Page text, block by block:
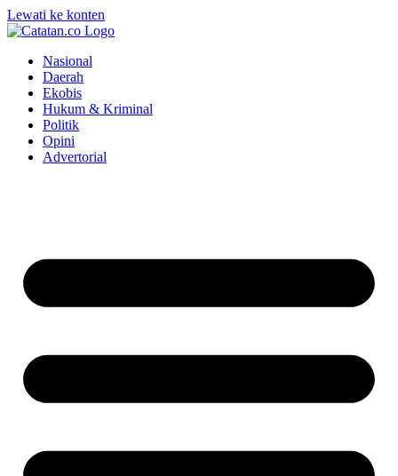
Lewati ke konten
Nasional
Daerah
Ekobis
Hukum & Kriminal
Politik
Opini
Advertorial